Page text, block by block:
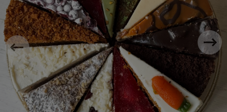
Previous Next